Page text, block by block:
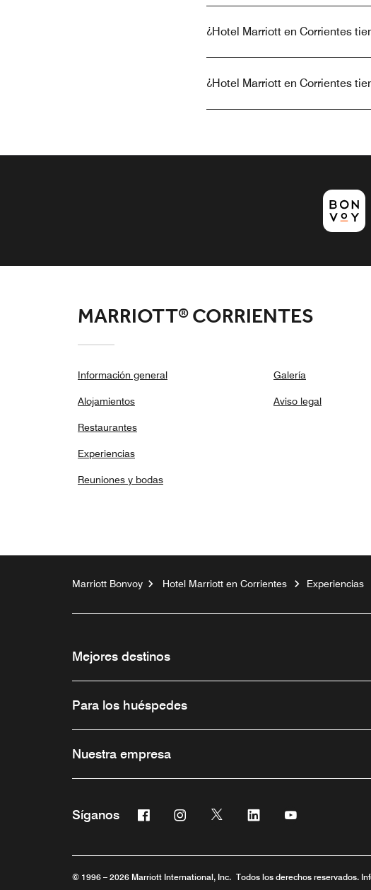
¿Hotel Marriott en Corrientes
¿Hotel Marriott en Corrientes
MARRIOTT® CORRIENTES
Información general
Alojamientos
Restaurantes
Experiencias
Reuniones y bodas
Galería
Aviso legal
Marriott Bonvoy Hotel Marriott en Corrientes Experiencias
Mejores destinos
Para los huéspedes
Nuestra empresa
Síganos Facebook
Abre una ventana nueva
Instagram
Abre una ventana nueva
Twitter
Abre una ventana nueva
Linkedin
Abre una ventana nueva
Abre una
© 1996 – 2026 Marriott International, Inc. Todos los derechos reservados.